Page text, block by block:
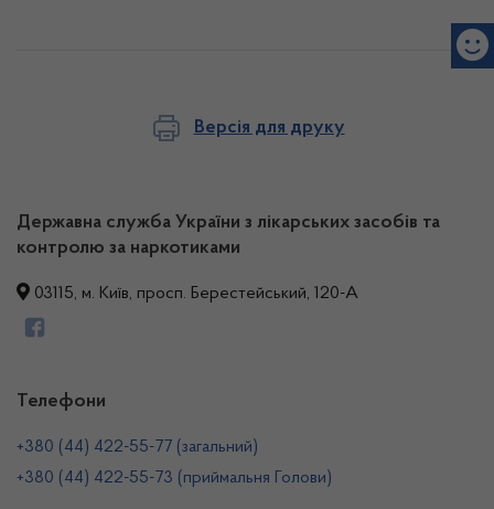
Версія для друку
Державна служба України з лікарських засобів та
контролю за наркотиками
03115, м. Київ, просп. Берестейський, 120-А
Телефони
+380 (44) 422-55-77 (загальний)
+380 (44) 422-55-73 (приймальня Голови)